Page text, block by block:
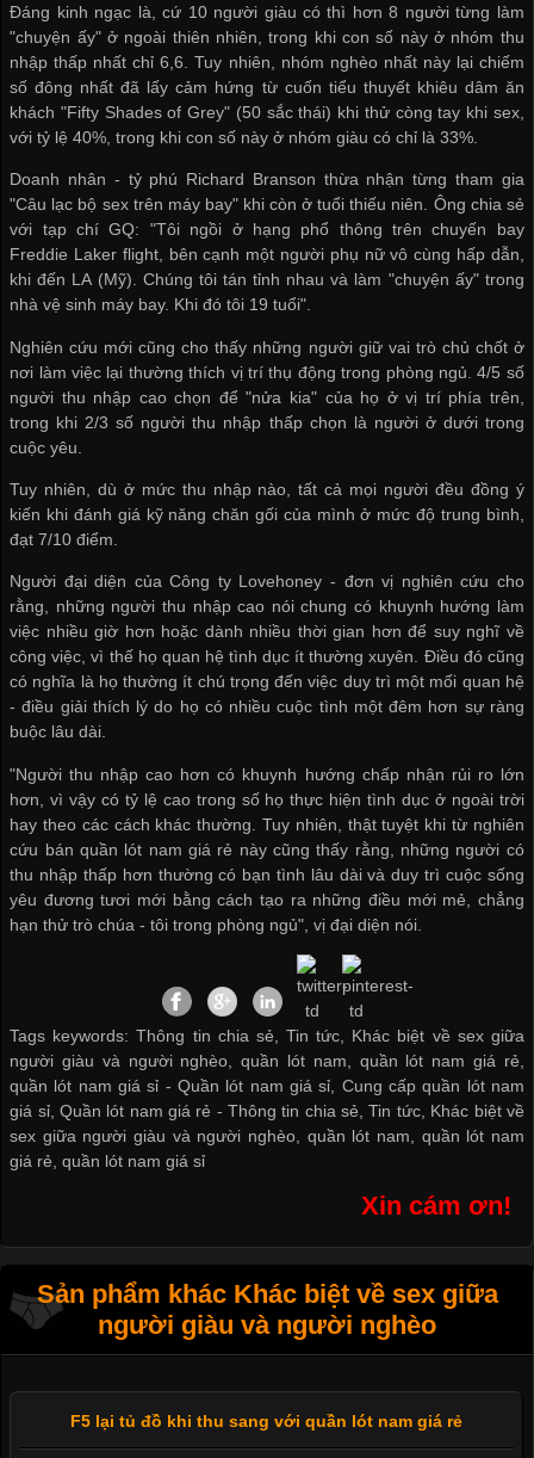
Đáng kinh ngạc là, cứ 10 người giàu có thì hơn 8 người từng làm
"chuyện ấy" ở ngoài thiên nhiên, trong khi con số này ở nhóm thu
nhập thấp nhất chỉ 6,6. Tuy nhiên, nhóm nghèo nhất này lại chiếm
số đông nhất đã lấy cảm hứng từ cuốn tiểu thuyết khiêu dâm ăn
khách "Fifty Shades of Grey" (50 sắc thái) khi thử còng tay khi sex,
với tỷ lệ 40%, trong khi con số này ở nhóm giàu có chỉ là 33%.
Doanh nhân - tỷ phú Richard Branson thừa nhận từng tham gia
"Câu lạc bộ sex trên máy bay" khi còn ở tuổi thiếu niên. Ông chia sẻ
với tạp chí GQ: "Tôi ngồi ở hạng phổ thông trên chuyến bay
Freddie Laker flight, bên cạnh một người phụ nữ vô cùng hấp dẫn,
khi đến LA (Mỹ). Chúng tôi tán tỉnh nhau và làm "chuyện ấy" trong
nhà vệ sinh máy bay. Khi đó tôi 19 tuổi".
Nghiên cứu mới cũng cho thấy những người giữ vai trò chủ chốt ở
nơi làm việc lại thường thích vị trí thụ động trong phòng ngủ. 4/5 số
người thu nhập cao chọn để "nửa kia" của họ ở vị trí phía trên,
trong khi 2/3 số người thu nhập thấp chọn là người ở dưới trong
cuộc yêu.
Tuy nhiên, dù ở mức thu nhập nào, tất cả mọi người đều đồng ý
kiến khi đánh giá kỹ năng chăn gối của mình ở mức độ trung bình,
đạt 7/10 điểm.
Người đại diện của Công ty Lovehoney - đơn vị nghiên cứu cho
rằng, những người thu nhập cao nói chung có khuynh hướng làm
việc nhiều giờ hơn hoặc dành nhiều thời gian hơn để suy nghĩ về
công việc, vì thế họ quan hệ tình dục ít thường xuyên. Điều đó cũng
có nghĩa là họ thường ít chú trọng đến việc duy trì một mối quan hệ
- điều giải thích lý do họ có nhiều cuộc tình một đêm hơn sự ràng
buộc lâu dài.
"Người thu nhập cao hơn có khuynh hướng chấp nhận rủi ro lớn
hơn, vì vậy có tỷ lệ cao trong số họ thực hiện tình dục ở ngoài trời
hay theo các cách khác thường. Tuy nhiên, thật tuyệt khi từ nghiên
cứu bán quần lót nam giá rẻ này cũng thấy rằng, những người có
thu nhập thấp hơn thường có bạn tình lâu dài và duy trì cuộc sống
yêu đương tươi mới bằng cách tạo ra những điều mới mẻ, chẳng
hạn thử trò chúa - tôi trong phòng ngủ", vị đại diện nói.
Tags keywords: Thông tin chia sẻ, Tin tức, Khác biệt về sex giữa
người giàu và người nghèo, quần lót nam, quần lót nam giá rẻ,
quần lót nam giá sỉ -Quần lót nam giá sỉ
Cung cấp quần lót nam
giá sỉ, Quần lót nam giá rẻ -Thông tin chia sẻ ,Tin tức, Khác biệt về
sex giữa người giàu và người nghèo
quần lót nam
quần lót nam
giá rẻ ,quần lót nam giá sỉ
Xin cám ơn!
Sản phẩm khác Khác biệt về sex giữa
người giàu và người nghèo
F5 lại tủ đồ khi thu sang với quần lót nam giá rẻ